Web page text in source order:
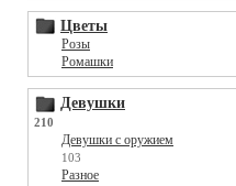
Цветы
Розы
Ромашки
Девушки
210
Девушки с оружием
103
Разное